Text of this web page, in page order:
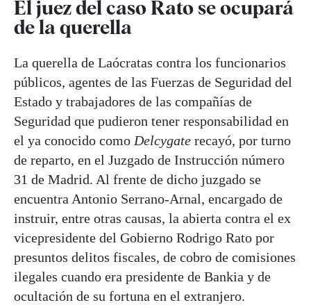
El juez del caso Rato se ocupará
de la querella
La querella de Laócratas contra los funcionarios
públicos, agentes de las Fuerzas de Seguridad del
Estado y trabajadores de las compañías de
Seguridad que pudieron tener responsabilidad en
el ya conocido como Delcygate recayó, por turno
de reparto, en el Juzgado de Instrucción número
31 de Madrid. Al frente de dicho juzgado se
encuentra Antonio Serrano-Arnal, encargado de
instruir, entre otras causas, la abierta contra el ex
vicepresidente del Gobierno Rodrigo Rato por
presuntos delitos fiscales, de cobro de comisiones
ilegales cuando era presidente de Bankia y de
ocultación de su fortuna en el extranjero.